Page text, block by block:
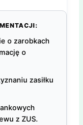
o zarobkach
o
zasiłku
z ZUS.